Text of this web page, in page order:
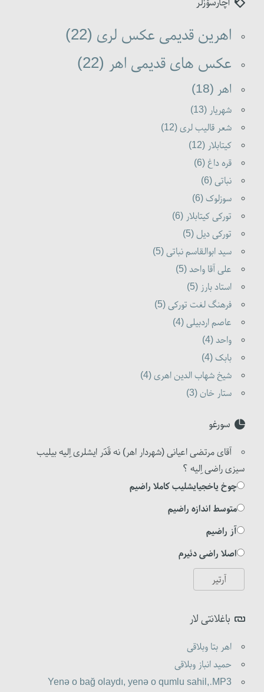
اهرین قدیمی عکس لری (22)
عکس های قدیمی اهر (22)
اهر (18)
شهریار (13)
شعر قالیب لری (12)
کیتابلار (12)
قره داغ (6)
نباتی (6)
سوزلوک (6)
تورکی کیتابلار (6)
تورکی دیل (5)
سید ابوالقاسم نباتی (5)
علی آقا واحد (5)
استاد بارز (5)
فرهنگ لغت تورکی (5)
عاصم اردبیلی (4)
واحد (4)
بابک (4)
شیخ شهاب الدین اهری (4)
ستار خان (3)
سورغو
آقای مرتضی اعیانی (شهردار اهر) نه قَدَر ایشلری اِلیه بیلیب
سیزی راضی اِلیه ؟
چوخ یاخجیایشلیب کاملا راضیم
متوسط اندازه راضیم
آز راضیم
اصلا راضی دئیرم
باغلانتی لار
اهر بتا وبلاقی
حمید انباز وبلاقی
Yenə o bağ olaydı, yenə o qumlu sahil,.MP3